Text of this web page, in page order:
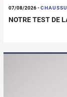
07/08/2026-
NOTRE TEST DE